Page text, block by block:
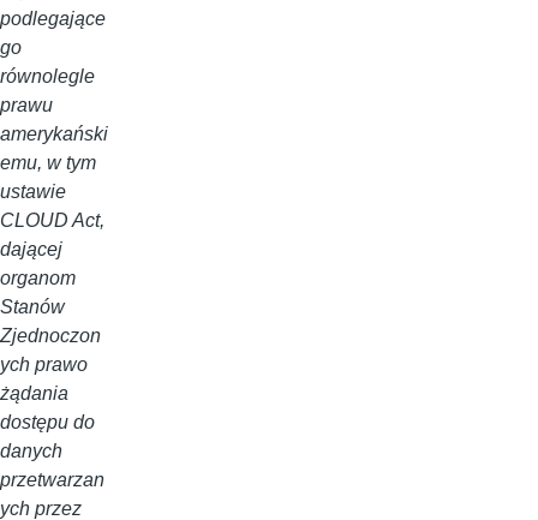
podlegające
go
równolegle
prawu
amerykański
emu, w tym
ustawie
CLOUD Act,
dającej
organom
Stanów
Zjednoczon
ych prawo
żądania
dostępu do
danych
przetwarzan
ych przez